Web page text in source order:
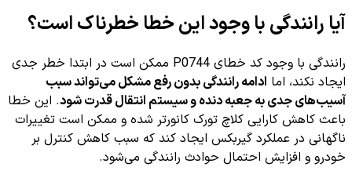
آیا رانندگی با وجود این خطا خطرناک است؟
رانندگی با وجود کد خطای P0744 ممکن است در ابتدا خطر جدی
ایجاد نکند، اما ادامه رانندگی بدون رفع مشکل می‌تواند سبب
آسیب‌های جدی به جعبه دنده و سیستم انتقال قدرت شود. این خطا
باعث کاهش کارایی کلاچ تورک کانورتر شده و ممکن است تغییرات
ناگهانی در عملکرد گیربکس ایجاد کند که سبب کاهش کنترل بر
خودرو و افزایش احتمال حوادث رانندگی می‌شود.